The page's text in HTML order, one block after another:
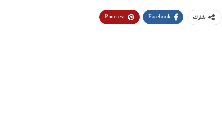
شارك Facebook
Pinterest